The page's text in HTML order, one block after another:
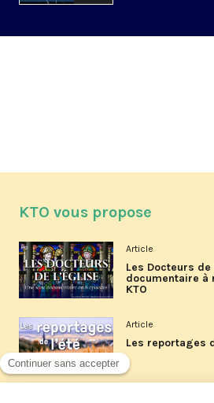
KTO vous propose
Article
Les Docteurs
documentaire à
KTO
Article
Les reportages